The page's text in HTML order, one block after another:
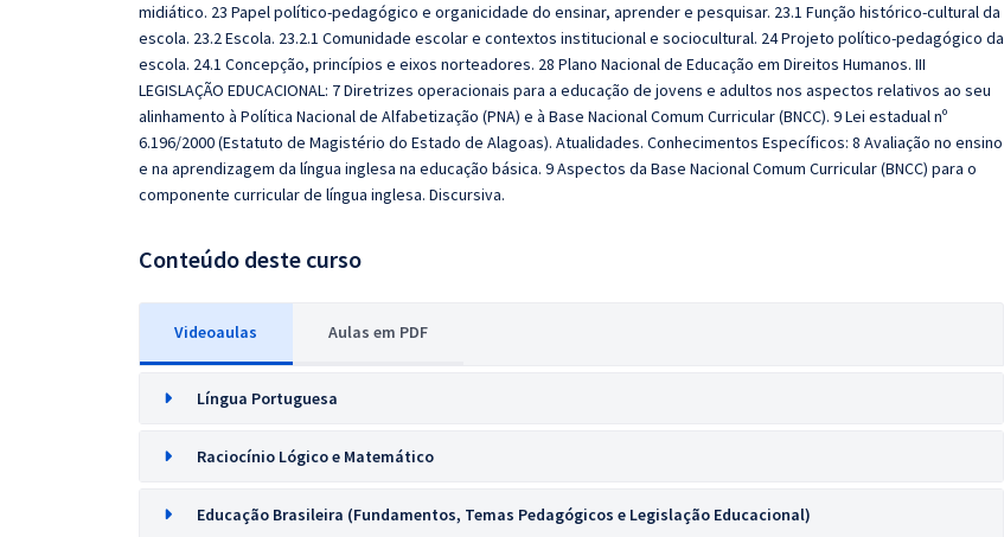
midiático. 23 Papel político‐pedagógico e organicidade do ensinar, aprender e pesquisar. 23.1 Função histórico‐cultural da
escola. 23.2 Escola. 23.2.1 Comunidade escolar e contextos institucional e sociocultural. 24 Projeto político‐pedagógico da
escola. 24.1 Concepção, princípios e eixos norteadores. 28 Plano Nacional de Educação em Direitos Humanos. III
LEGISLAÇÃO EDUCACIONAL: 7 Diretrizes operacionais para a educação de jovens e adultos nos aspectos relativos ao seu
alinhamento à Política Nacional de Alfabetização (PNA) e à Base Nacional Comum Curricular (BNCC). 9 Lei estadual nº
6.196/2000 (Estatuto de Magistério do Estado de Alagoas). Atualidades. Conhecimentos Específicos: 8 Avaliação no ensino
e na aprendizagem da língua inglesa na educação básica. 9 Aspectos da Base Nacional Comum Curricular (BNCC) para o
componente curricular de língua inglesa. Discursiva.
Conteúdo deste curso
Videoaulas Aulas em PDF
Língua Portuguesa
Raciocínio Lógico e Matemático
Educação Brasileira (Fundamentos, Temas Pedagógicos e Legislação Educacional)